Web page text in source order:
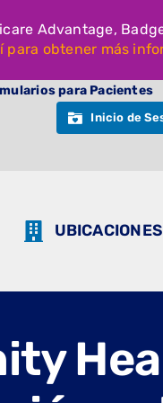
Advantage,
para obtener más
para Pacientes
Inicio de
UBICACIONES